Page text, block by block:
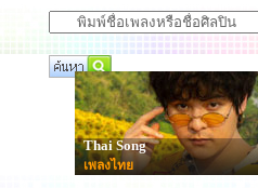
Thai Song
เพลงไทย